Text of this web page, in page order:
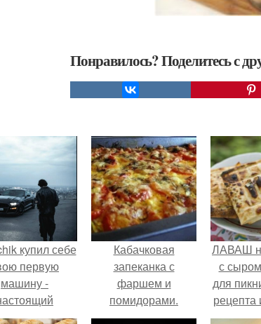
Понравилось? Поделитесь с
купил себе
первую
машину -
мечты
Кабачковая
запеканка с
фаршем и
помидорами.
ЛАВАШ
с
для
на